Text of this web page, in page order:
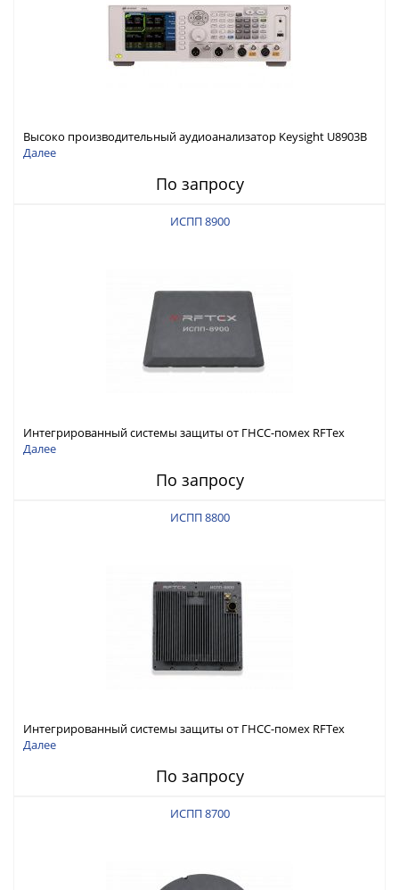
Высоко производительный аудиоанализатор Keysight U8903B
Далее
По запросу
ИСПП 8900
Интегрированный системы защиты от ГНСС-помех RFТех
ИСПП 8900
Далее
По запросу
ИСПП 8800
Интегрированный системы защиты от ГНСС-помех RFТех
ИСПП 8800
Далее
По запросу
ИСПП 8700